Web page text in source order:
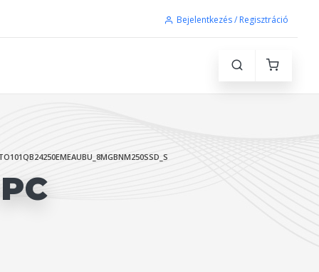
Bejelentkezés / Regisztráció